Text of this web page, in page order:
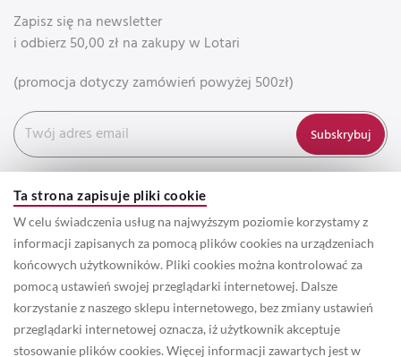
Ta strona zapisuje pliki cookie
W celu świadczenia usług na najwyższym poziomie korzystamy z
informacji zapisanych za pomocą plików cookies na urządzeniach
końcowych użytkowników. Pliki cookies można kontrolować za
pomocą ustawień swojej przeglądarki internetowej. Dalsze
korzystanie z naszego sklepu internetowego, bez zmiany ustawień
przeglądarki internetowej oznacza, iż użytkownik akceptuje
stosowanie plików cookies. Więcej informacji zawartych jest w
Zapisz się na newsletter
i odbierz 50,00 zł na zakupy w Lotari
(promocja dotyczy zamówień powyżej 500zł)
Subskrybuj
© 2022 Prawa autorskie do wszystkich informacji oraz zdjęć